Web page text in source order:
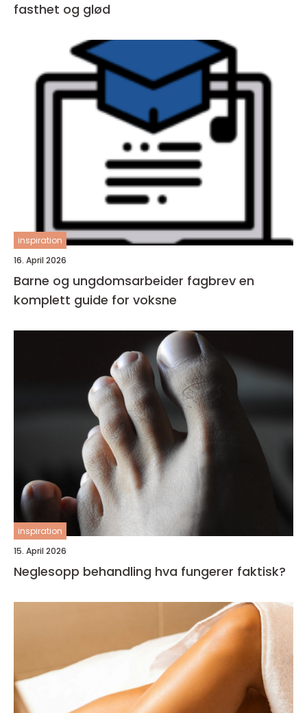
fasthet og glød
inspiration
16. April 2026
Barne og ungdomsarbeider fagbrev en
komplett guide for voksne
inspiration
15. April 2026
Neglesopp behandling hva fungerer faktisk?